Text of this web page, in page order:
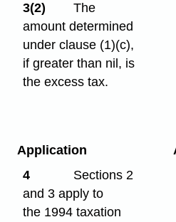
3(2)
The
amount determined
under clause (1)⁠(c),
if greater than nil, is
the excess tax.
Application
4
Sections 2
and 3 apply to
the 1994 taxation